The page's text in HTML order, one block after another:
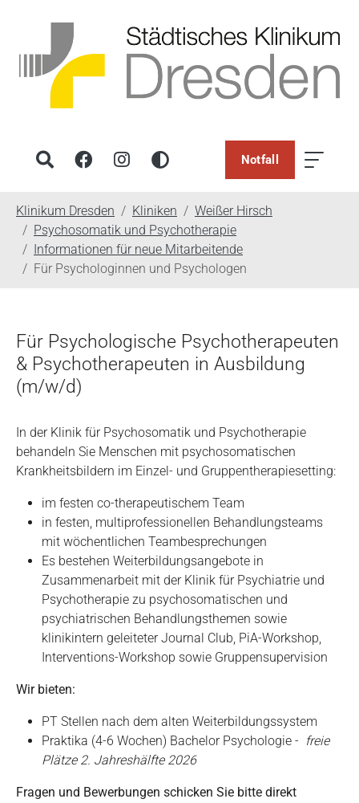
Notfall
Klinikum Dresden Kliniken
Weißer Hirsch
Psychosomatik und Psychotherapie
Informationen für neue Mitarbeitende
Für Psychologinnen und Psychologen
Für Psychologische Psychotherapeuten
& Psychotherapeuten in Ausbildung
(m/w/d)
In der Klinik für Psychosomatik und Psychotherapie
behandeln Sie Menschen mit psychosomatischen
Krankheitsbildern im Einzel- und Gruppentherapiesetting:
im festen co-therapeutischem Team
in festen, multiprofessionellen Behandlungsteams
mit wöchentlichen Teambesprechungen
Es bestehen Weiterbildungsangebote in
Zusammenarbeit mit der Klinik für Psychiatrie und
Psychotherapie zu psychosomatischen und
psychiatrischen Behandlungsthemen sowie
klinikintern geleiteter Journal Club, PiA-Workshop,
Interventions-Workshop sowie Gruppensupervision
Wir bieten:
PT Stellen nach dem alten Weiterbildungssystem
Praktika (4-6 Wochen) Bachelor Psychologie - freie
Plätze 2. Jahreshälfte 2026
Fragen und Bewerbungen schicken Sie bitte direkt